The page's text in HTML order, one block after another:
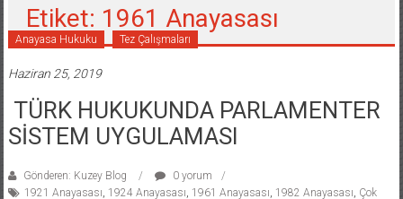
Etiket: 1961 Anayasası
Anayasa Hukuku Tez Çalışmaları
Haziran 25, 2019
TÜRK HUKUKUNDA PARLAMENTER
SİSTEM UYGULAMASI
Gönderen: Kuzey Blog
0 yorum
1921 Anayasası, 1924 Anayasası, 1961 Anayasası, 1982 Anayasası, Çok